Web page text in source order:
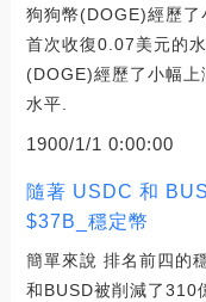
狗狗幣(DOGE)經歷了
首次收復0.07美元的
(DOGE)經歷了小幅
水平.
1900/1/1 0:00:00
隨著 USDC 和
$37B_穩定幣
簡單來說 排名前四的
和BUSD被削減了310